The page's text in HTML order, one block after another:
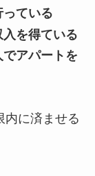
ている
を得ている
アパートを
内に済ませる